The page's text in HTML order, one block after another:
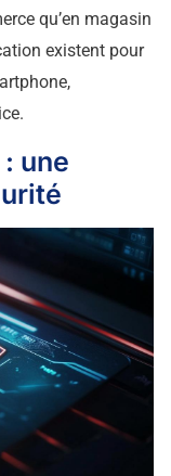
qu’en magasin
existent pour
une